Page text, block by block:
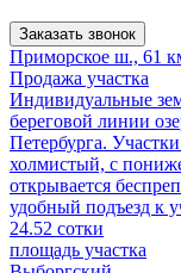
Заказать звонок
Приморское ш., 61
Продажа участка
Индивидуальные
береговой линии
Петербурга.
холмистый, с
открывается
удобный подъезд к
24.52 сотки
площадь участка